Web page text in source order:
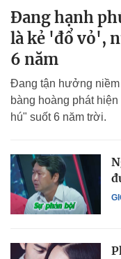
Đang hạnh
là kẻ 'đổ vỏ',
6 năm
Đang tận hưởng niềm
bàng hoàng phát
hú" suốt 6 năm trời.